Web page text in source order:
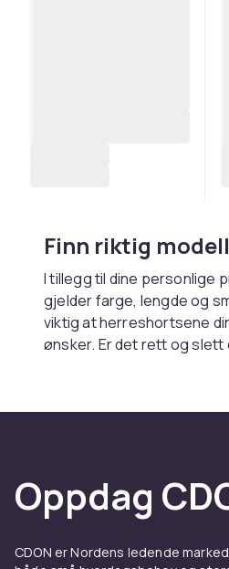
Finn riktig modell
I tillegg til dine personlige
gjelder farge, lengde og
viktig at herreshortsene
ønsker. Er det rett og
grille, eller ønsker du et
som komplementerer
du flere store lommer,
viktig at dere har stor
shortsen er laget av
komfortable turshorts
Oppdag
CDON er Nordens ledende